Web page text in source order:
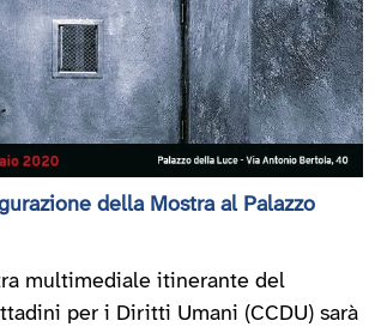
della Mostra al Palazzo
multimediale itinerante del
per i Diritti Umani (CCDU) sarà